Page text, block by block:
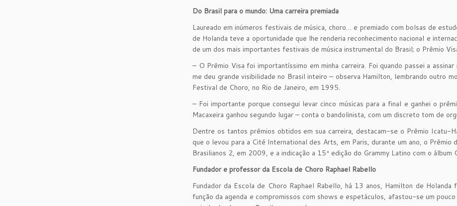
Do Brasil para o mundo: Uma carreira premiada
Laureado em inúmeros festivais de música, choro… e premiado com bolsas de
de Holanda teve a oportunidade que lhe renderia reconhecimento nacional e
de um dos mais importantes festivais de música instrumental do Brasil; o Prêmio
– O Prêmio Visa foi importantíssimo em minha carreira. Foi quando passei a
me deu grande visibilidade no Brasil inteiro – observa Hamilton, lembrando outro
Festival de Choro, no Rio de Janeiro, em 1995.
– Foi importante porque consegui levar cinco músicas para a final e ganhei o
Macaxeira ganhou segundo lugar – conta o bandolinista, com um discreto tom de
Dentre os tantos prêmios obtidos em sua carreira, destacam-se o Prêmio Icatu-
que o levou para a Cité International des Arts, em Paris, durante um ano, o
Brasilianos 2, em 2009, e a indicação a 15ª edição do Grammy Latino com o álbum
Fundador e professor da Escola de Choro Raphael Rabello
Fundador da Escola de Choro Raphael Rabello, há 13 anos, Hamilton de
função da agenda e compromissos com shows e espetáculos, afastou-se um